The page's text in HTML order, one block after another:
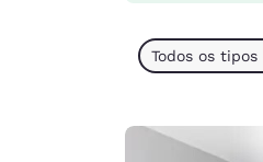
Todos os